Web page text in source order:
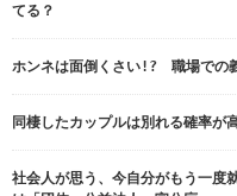
てる？
ホンネは面倒くさい!? 職場での
同棲したカップルは別れる確率が
社会人が思う、今自分がもう一度